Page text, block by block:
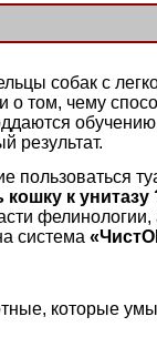
собак с
о том, чему
результат.
кошку к унитазу
фелинологии,
система
которые